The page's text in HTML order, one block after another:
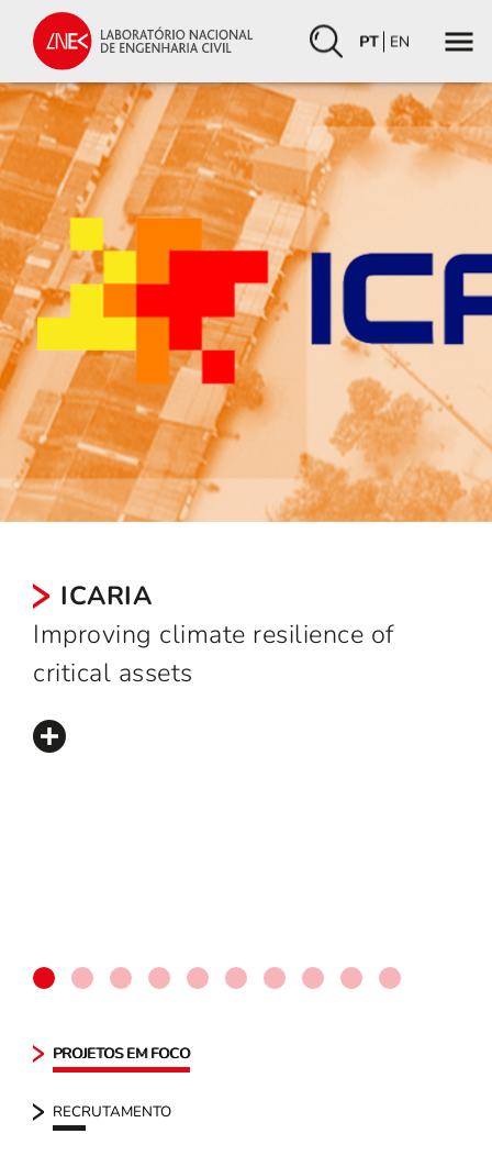
PT EN
ICARIA
Improving climate resilience of
critical assets
PROJETOS EM FOCO
RECRUTAMENTO